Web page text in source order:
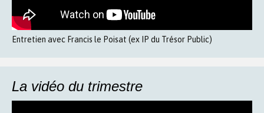
Entretien avec Francis le Poisat (ex IP du Trésor Public)
La vidéo du trimestre